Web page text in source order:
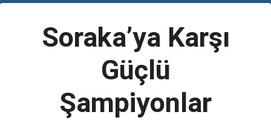
Soraka’ya Karşı
Güçlü
Şampiyonlar